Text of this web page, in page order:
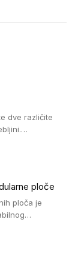
dve različite
ploče
ploča je